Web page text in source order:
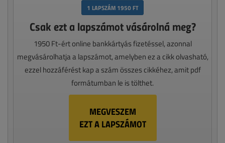
1 LAPSZÁM 1950 FT
Csak ezt a lapszámot vásárolná meg?
1950 Ft-ért online bankkártyás fizetéssel, azonnal
megvásárolhatja a lapszámot, amelyben ez a cikk olvasható,
ezzel hozzáférést kap a szám összes cikkéhez, amit pdf
formátumban le is tölthet.
MEGVESZEM
EZT A LAPSZÁMOT